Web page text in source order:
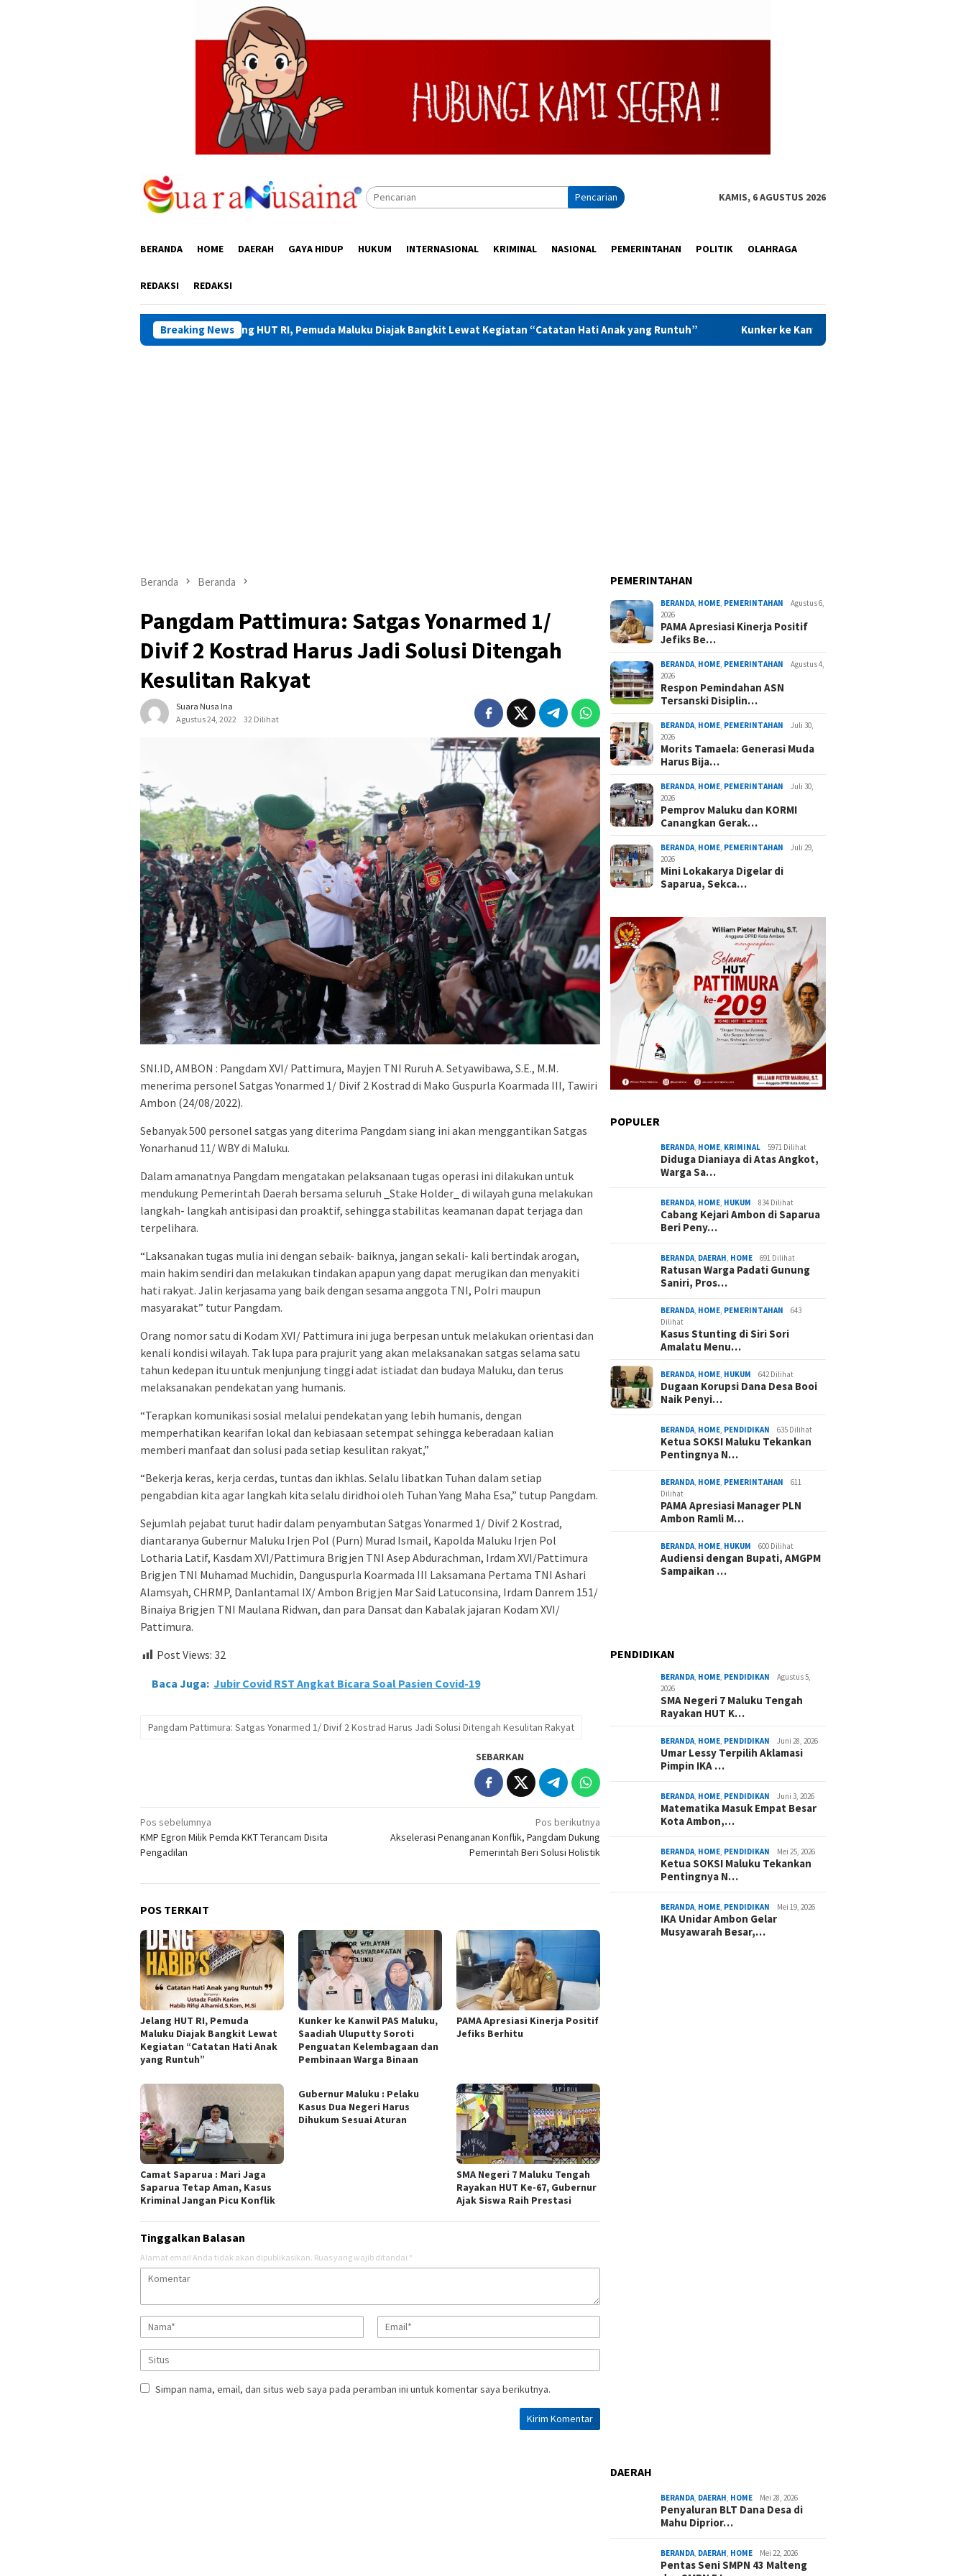
Pencarian KAMIS, 6 AGUSTUS 2026
BERANDA HOME DAERAH GAYA HIDUP HUKUM INTERNASIONAL KRIMINAL NASIONAL PEMERINTAHAN POLITIK OLAHRAGA
REDAKSI REDAKSI
Breaking News
Jelang HUT RI, Pemuda Maluku Diajak Bangkit Lewat Kegiatan “Catatan Hati Anak yang Runtuh” Kunker ke Kanwil PAS Maluku, Saadiah Uluputty Soroti
Beranda Beranda
Pangdam Pattimura: Satgas Yonarmed 1/
Divif 2 Kostrad Harus Jadi Solusi Ditengah
Kesulitan Rakyat
Suara Nusa Ina
Agustus 24, 2022
32 Dilihat
SNI.ID, AMBON : Pangdam XVI/ Pattimura, Mayjen TNI Ruruh A. Setyawibawa, S.E., M.M.
menerima personel Satgas Yonarmed 1/ Divif 2 Kostrad di Mako Guspurla Koarmada III, Tawiri
Ambon (24/08/2022).
Sebanyak 500 personel satgas yang diterima Pangdam siang ini akan menggantikan Satgas
Yonarhanud 11/ WBY di Maluku.
Dalam amanatnya Pangdam mengatakan pelaksanaan tugas operasi ini dilakukan untuk
mendukung Pemerintah Daerah bersama seluruh _Stake Holder_ di wilayah guna melakukan
langkah- langkah antisipasi dan proaktif, sehingga stabilitas keamanan dapat terjaga dan
terpelihara.
“Laksanakan tugas mulia ini dengan sebaik- baiknya, jangan sekali- kali bertindak arogan,
main hakim sendiri dan melakukan tindakan apapun yang dapat merugikan dan menyakiti
hati rakyat. Jalin kerjasama yang baik dengan sesama anggota TNI, Polri maupun
masyarakat” tutur Pangdam.
Orang nomor satu di Kodam XVI/ Pattimura ini juga berpesan untuk melakukan orientasi dan
kenali kondisi wilayah. Tak lupa para prajurit yang akan melaksanakan satgas selama satu
tahun kedepan itu untuk menjunjung tinggi adat istiadat dan budaya Maluku, dan terus
melaksanakan pendekatan yang humanis.
“Terapkan komunikasi sosial melalui pendekatan yang lebih humanis, dengan
memperhatikan kearifan lokal dan kebiasaan setempat sehingga keberadaan kalian
memberi manfaat dan solusi pada setiap kesulitan rakyat,”
“Bekerja keras, kerja cerdas, tuntas dan ikhlas. Selalu libatkan Tuhan dalam setiap
pengabdian kita agar langkah kita selalu diridhoi oleh Tuhan Yang Maha Esa,” tutup Pangdam.
Sejumlah pejabat turut hadir dalam penyambutan Satgas Yonarmed 1/ Divif 2 Kostrad,
diantaranya Gubernur Maluku Irjen Pol (Purn) Murad Ismail, Kapolda Maluku Irjen Pol
Lotharia Latif, Kasdam XVI/Pattimura Brigjen TNI Asep Abdurachman, Irdam XVI/Pattimura
Brigjen TNI Muhamad Muchidin, Danguspurla Koarmada III Laksamana Pertama TNI Ashari
Alamsyah, CHRMP, Danlantamal IX/ Ambon Brigjen Mar Said Latuconsina, Irdam Danrem 151/
Binaiya Brigjen TNI Maulana Ridwan, dan para Dansat dan Kabalak jajaran Kodam XVI/
Pattimura.
Post Views: 32
Baca Juga: Jubir Covid RST Angkat Bicara Soal Pasien Covid-19
Pangdam Pattimura: Satgas Yonarmed 1/ Divif 2 Kostrad Harus Jadi Solusi Ditengah Kesulitan Rakyat
SEBARKAN
Navigasi
pos
Pos sebelumnya
KMP Egron Milik Pemda KKT Terancam Disita
Pengadilan
Pos berikutnya
Akselerasi Penanganan Konflik, Pangdam Dukung
Pemerintah Beri Solusi Holistik
POS TERKAIT
Jelang HUT RI, Pemuda
Maluku Diajak Bangkit Lewat
Kegiatan “Catatan Hati Anak
yang Runtuh”
Kunker ke Kanwil PAS Maluku,
Saadiah Uluputty Soroti
Penguatan Kelembagaan dan
Pembinaan Warga Binaan
PAMA Apresiasi Kinerja Positif
Jefiks Berhitu
Camat Saparua : Mari Jaga
Saparua Tetap Aman, Kasus
Kriminal Jangan Picu Konflik
Gubernur Maluku : Pelaku
Kasus Dua Negeri Harus
Dihukum Sesuai Aturan
SMA Negeri 7 Maluku Tengah
Rayakan HUT Ke-67, Gubernur
Ajak Siswa Raih Prestasi
Tinggalkan Balasan
Alamat email Anda tidak akan dipublikasikan. Ruas yang wajib ditandai *
Simpan nama, email, dan situs web saya pada peramban ini untuk komentar saya berikutnya.
PEMERINTAHAN
BERANDA, HOME, PEMERINTAHAN
Agustus 6,
2026
PAMA Apresiasi Kinerja Positif
Jefiks Be…
BERANDA, HOME, PEMERINTAHAN
Agustus 4,
2026
Respon Pemindahan ASN
Tersanski Disiplin…
BERANDA, HOME, PEMERINTAHAN
Juli 30,
2026
Morits Tamaela: Generasi Muda
Harus Bija…
BERANDA, HOME, PEMERINTAHAN
Juli 30,
2026
Pemprov Maluku dan KORMI
Canangkan Gerak…
BERANDA, HOME, PEMERINTAHAN
Juli 29,
2026
Mini Lokakarya Digelar di
Saparua, Sekca…
POPULER
BERANDA HOME KRIMINAL 5971 Dilihat
Diduga Dianiaya di Atas Angkot,
Warga Sa…
BERANDA HOME HUKUM 834 Dilihat
Cabang Kejari Ambon di Saparua
Beri Peny…
BERANDA DAERAH HOME 691 Dilihat
Ratusan Warga Padati Gunung
Saniri, Pros…
BERANDA HOME PEMERINTAHAN
643
Dilihat
Kasus Stunting di Siri Sori
Amalatu Menu…
BERANDA HOME HUKUM 642 Dilihat
Dugaan Korupsi Dana Desa Booi
Naik Penyi…
BERANDA HOME PENDIDIKAN 635 Dilihat
Ketua SOKSI Maluku Tekankan
Pentingnya N…
BERANDA HOME PEMERINTAHAN
611
Dilihat
PAMA Apresiasi Manager PLN
Ambon Ramli M…
BERANDA HOME HUKUM 600 Dilihat
Audiensi dengan Bupati, AMGPM
Sampaikan …
PENDIDIKAN
BERANDA HOME PENDIDIKAN
Agustus 5,
2026
SMA Negeri 7 Maluku Tengah
Rayakan HUT K…
BERANDA HOME PENDIDIKAN Juni 28, 2026
Umar Lessy Terpilih Aklamasi
Pimpin IKA …
BERANDA HOME PENDIDIKAN Juni 3, 2026
Matematika Masuk Empat Besar
Kota Ambon,…
BERANDA HOME PENDIDIKAN Mei 25, 2026
Ketua SOKSI Maluku Tekankan
Pentingnya N…
BERANDA HOME PENDIDIKAN Mei 19, 2026
IKA Unidar Ambon Gelar
Musyawarah Besar,…
DAERAH
BERANDA DAERAH HOME Mei 28, 2026
Penyaluran BLT Dana Desa di
Mahu Diprior…
BERANDA DAERAH HOME Mei 22, 2026
Pentas Seni SMPN 43 Malteng